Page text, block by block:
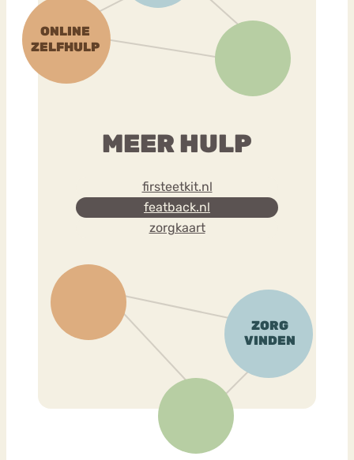
MEER HULP
firsteetkit.nl
featback.nl
zorgkaart